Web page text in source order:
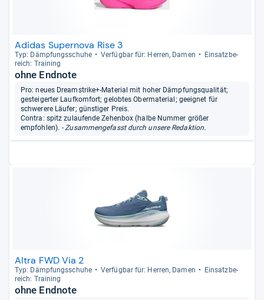
Adidas Supernova Rise 3
Typ: Dämp­fungs­schuhe Ver­füg­bar für: Her­ren, Damen
Ein­satz­be­
reich: Trai­ning
ohne Endnote
Pro: neues Dreamstrike+-Material mit hoher Dämpfungsqualität;
gesteigerter Laufkomfort; gelobtes Obermaterial; geeignet für
schwerere Läufer; günstiger Preis.
Contra: spitz zulaufende Zehenbox (halbe Nummer größer
empfohlen). - Zusammengefasst durch unsere Redaktion.
Altra FWD Via 2
Typ: Dämp­fungs­schuhe Ver­füg­bar für: Her­ren, Damen
Ein­satz­be­
reich: Trai­ning
ohne Endnote